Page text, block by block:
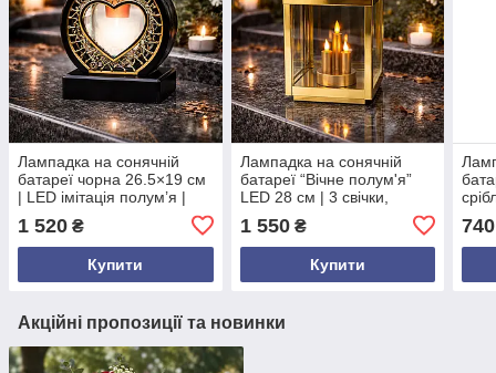
Лампадка на сонячній
батареї чорна 26.5×19 см
| LED імітація полум’я |
кладовища
1 520 ₴
Купити
Лампадка на сонячній
батареї “Вічне полум'я”
LED 28 см | 3 свічки,
кладовища
1 550₴
Купити
740
Акційні пропозиції та новинки